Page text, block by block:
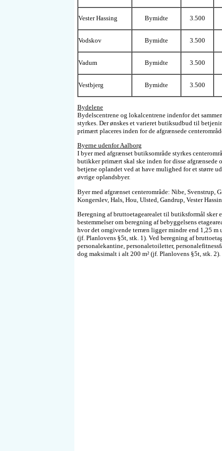
Vester Hassing Bymidte 3.500
Vodskov Bymidte 3.500
Vadum Bymidte 3.500
Vestbjerg Bymidte 3.500
Bydelene
Bydelscentrene og lokalcentrene indenfor det
styrkes. Der ønskes et varieret butiksudbud til
primært placeres inden for de afgrænsede
Byerne udenfor Aalborg
I byer med afgrænset butiksområde styrkes
butikker primært skal ske inden for disse afgrænsede
betjene oplandet ved at have mulighed for et større
øvrige oplandsbyer.
Byer med afgrænset centerområde: Nibe, Svenstrup,
Kongerslev, Hals, Hou, Ulsted, Gandrup, Vester
Beregning af bruttoetagearealet til butiksformål sker
bestemmelser om beregning af bebyggelsens
hvor det omgivende terræn ligger mindre end 1,25 m
(jf. Planlovens §5t, stk. 1). Ved beregning af
personalekantine, personaletoiletter,
dog maksimalt i alt 200 m² (jf. Planlovens §5t, stk. 2).